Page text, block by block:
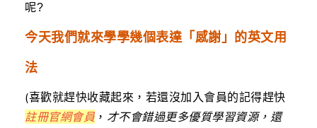
呢?
今天我們就來學學幾個表達「感謝」的英文用
法
(喜歡就趕快收藏起來，若還沒加入會員的記得趕快
註冊官網會員， 才不會錯過更多優質學習資源，還